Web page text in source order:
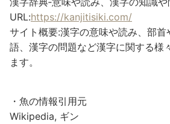
URL:https://kanjitisiki.com/
サイト概要:漢字の意味や読み、部
語、漢字の問題など漢字に関する様
ます。
・魚の情報引用元
Wikipedia, ギン